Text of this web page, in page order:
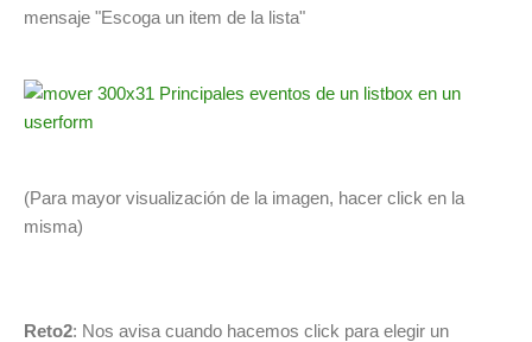
mensaje "Escoga un item de la lista"
(Para mayor visualización de la imagen, hacer click en la
misma)
Reto2: Nos avisa cuando hacemos click para elegir un